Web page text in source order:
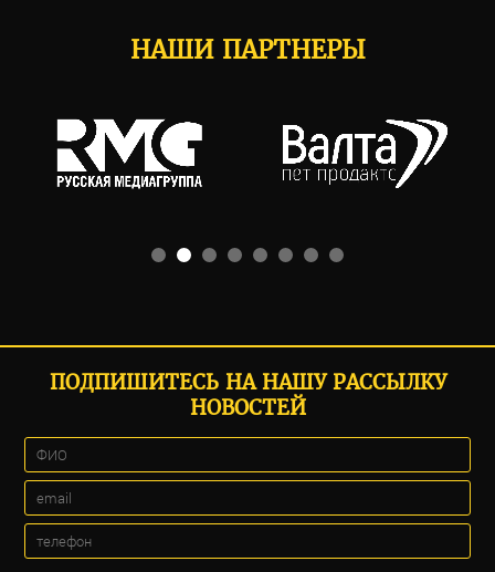
НАШИ ПАРТНЕРЫ
ПОДПИШИТЕСЬ НА НАШУ РАССЫЛКУ
НОВОСТЕЙ